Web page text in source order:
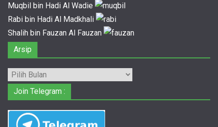
Muqbil bin Hadi Al Wadie
Rabi bin Hadi Al Madkhali
Shalih bin Fauzan Al Fauzan
Arsip
Arsip
Join Telegram :